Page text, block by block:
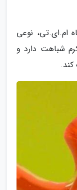
ام.ای.تی، نوعی
شباهت دارد و